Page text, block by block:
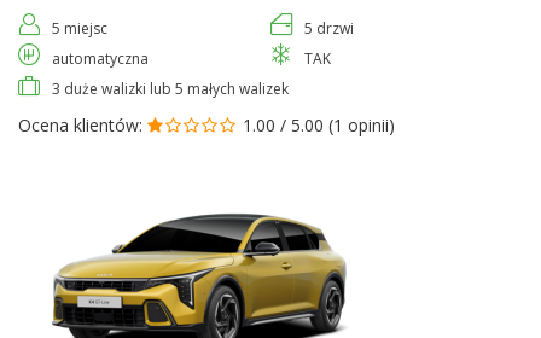
5 miejsc
5 drzwi
automatyczna
TAK
3 duże walizki lub 5 małych walizek
Ocena klientów: 1.00 / 5.00 (1 opinii)